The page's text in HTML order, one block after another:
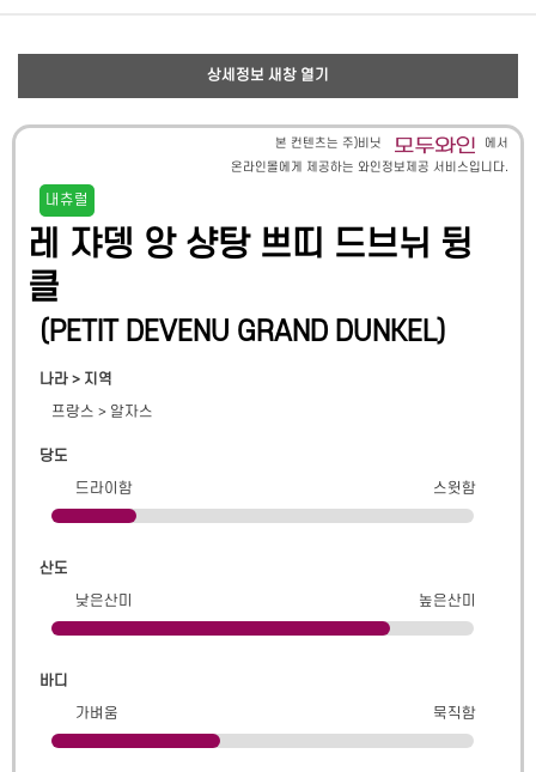
상세정보 새창 열기
본 컨텐츠는 주)비닛
에서
온라인몰에게 제공하는 와인정보제공 서비스입니다.
내츄럴
레 쟈뎅 앙 샹탕 쁘띠 드브뉘 뒹
클
(PETIT DEVENU GRAND DUNKEL)
나라 > 지역
프랑스 > 알자스
당도
드라이함
스윗함
산도
낮은산미
높은산미
바디
가벼움
묵직함